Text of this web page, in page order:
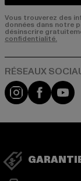
Vous trouverez des
données dans notre
désinscrire
confidentialité.
Visit our
Visit